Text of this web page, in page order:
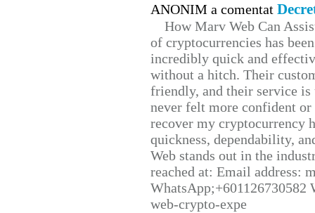
ANONIM a comentat
How Marv Web Can
of cryptocurrencies has
incredibly quick and
without a hitch. Their
friendly, and their service
never felt more confident
recover my cryptocurrency
quickness, dependability,
Web stands out in the
reached at: Email address:
web-crypto-expe